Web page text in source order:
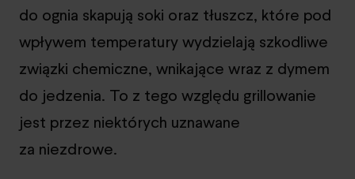
do ognia skapują soki oraz tłuszcz, które pod
wpływem temperatury wydzielają szkodliwe
związki chemiczne, wnikające wraz z dymem
do jedzenia. To z tego względu grillowanie
jest przez niektórych uznawane
za niezdrowe.